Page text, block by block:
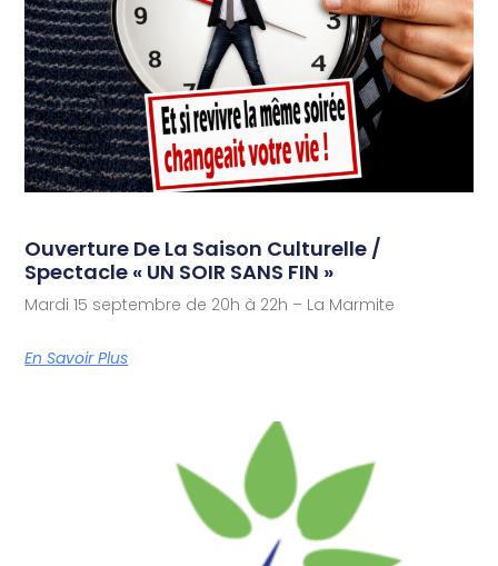
Ouverture De La Saison Culturelle /
Spectacle « UN SOIR SANS FIN »
Mardi 15 septembre de 20h à 22h – La Marmite
En Savoir Plus